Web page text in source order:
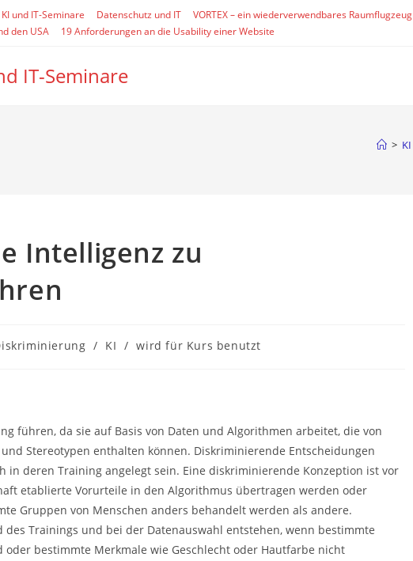
KI und IT-Seminare Datenschutz und IT
VORTEX – ein wiederverwendbares Raumflugzeug
den USA
19 Anforderungen an die Usability einer Website
IT-Seminare
> KI
Intelligenz zu
/ KI / wird für Kurs benutzt
führen, da sie auf Basis von Daten und Algorithmen arbeitet, die von
Stereotypen enthalten können. Diskriminierende Entscheidungen
in deren Training angelegt sein. Eine diskriminierende Konzeption ist vor
etablierte Vorurteile in den Algorithmus übertragen werden oder
Gruppen von Menschen anders behandelt werden als andere.
Trainings und bei der Datenauswahl entstehen, wenn bestimmte
bestimmte Merkmale wie Geschlecht oder Hautfarbe nicht